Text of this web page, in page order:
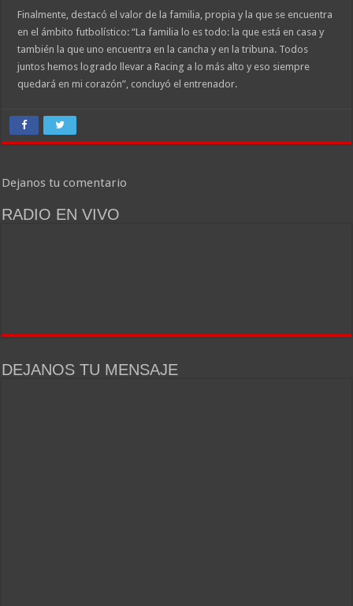
Finalmente, destacó el valor de la familia, propia y la que se encuentra
en el ámbito futbolístico: “La familia lo es todo: la que está en casa y
también la que uno encuentra en la cancha y en la tribuna. Todos
juntos hemos logrado llevar a Racing a lo más alto y eso siempre
quedará en mi corazón”, concluyó el entrenador.
Dejanos tu comentario
RADIO EN VIVO
DEJANOS TU MENSAJE